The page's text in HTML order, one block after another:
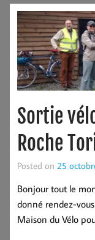
Sortie
Roche
Posted on 25
Bonjour tout le
donné rendez-
Maison du Vélo